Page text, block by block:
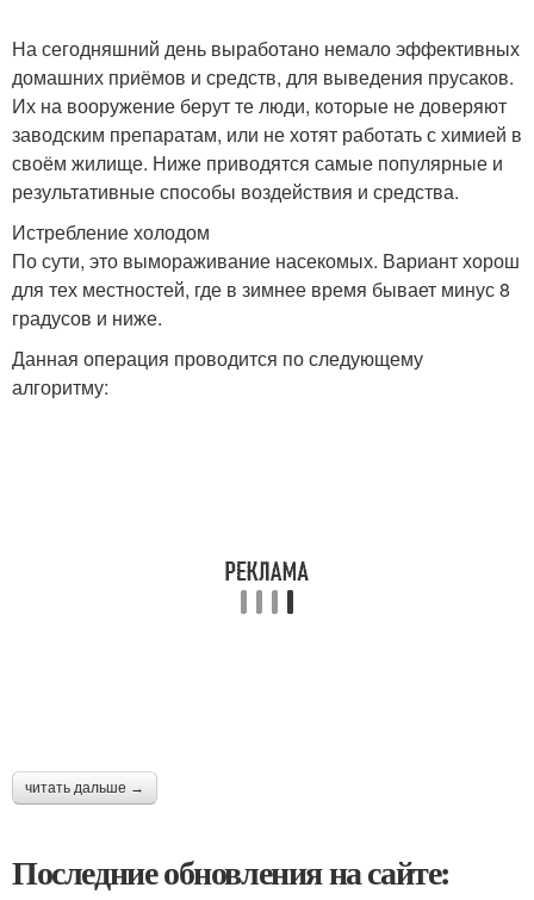
На сегодняшний день выработано немало эффективных
домашних приёмов и средств, для выведения прусаков.
Их на вооружение берут те люди, которые не доверяют
заводским препаратам, или не хотят работать с химией в
своём жилище. Ниже приводятся самые популярные и
результативные способы воздействия и средства.
Истребление холодом
По сути, это вымораживание насекомых. Вариант хорош
для тех местностей, где в зимнее время бывает минус 8
градусов и ниже.
Данная операция проводится по следующему
алгоритму:
читать дальше →
Последние обновления на сайте: